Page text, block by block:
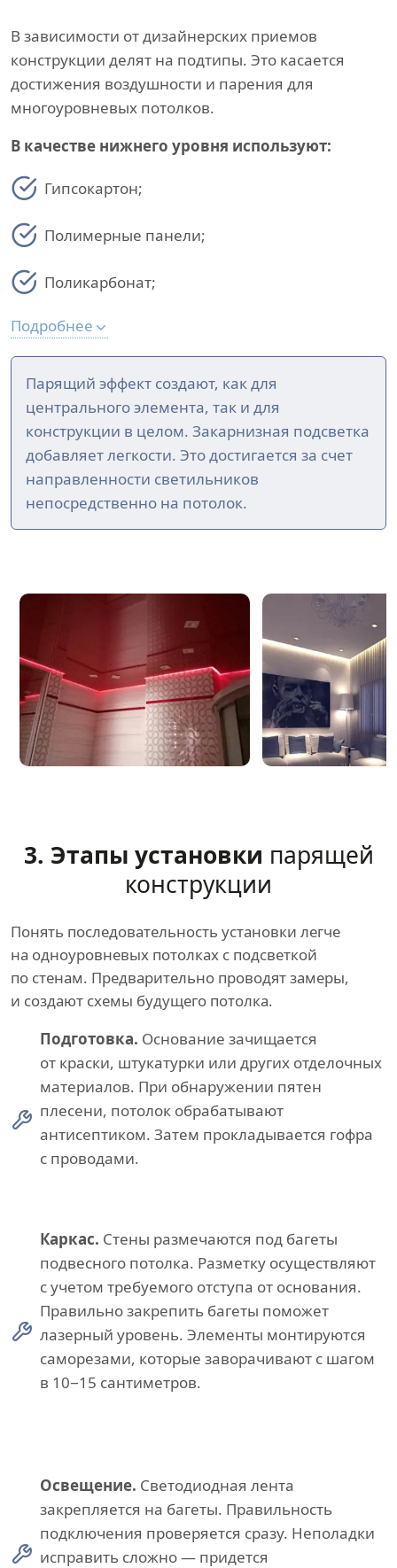
В зависимости от дизайнерских приемов
конструкции делят на подтипы. Это касается
достижения воздушности и парения для
многоуровневых потолков.
В качестве нижнего уровня используют:
Гипсокартон;
Полимерные панели;
Поликарбонат;
Подробнее
Парящий эффект создают, как для
центрального элемента, так и для
конструкции в целом. Закарнизная подсветка
добавляет легкости. Это достигается за счет
направленности светильников
непосредственно на потолок.
3. Этапы установки парящей
конструкции
Понять последовательность установки легче
на одноуровневых потолках с подсветкой
по стенам. Предварительно проводят замеры,
и создают схемы будущего потолка.
Подготовка. Основание зачищается
от краски, штукатурки или других отделочных
материалов. При обнаружении пятен
плесени, потолок обрабатывают
антисептиком. Затем прокладывается гофра
с проводами.
Каркас. Стены размечаются под багеты
подвесного потолка. Разметку осуществляют
с учетом требуемого отступа от основания.
Правильно закрепить багеты поможет
лазерный уровень. Элементы монтируются
саморезами, которые заворачивают с шагом
в 10−15 сантиметров.
Освещение. Светодиодная лента
закрепляется на багеты. Правильность
подключения проверяется сразу. Неполадки
исправить сложно — придется